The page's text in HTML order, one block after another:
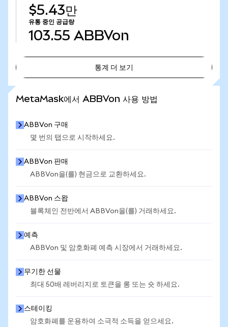
$5.43만
유통 중인 공급량
103.55 ABBVon
통계 더 보기
MetaMask에서 ABBVon 사용 방법
ABBVon 구매
몇 번의 탭으로 시작하세요.
ABBVon 판매
ABBVon을(를) 현금으로 교환하세요.
ABBVon 스왑
블록체인 전반에서 ABBVon을(를) 거래하세요.
예측
ABBVon 및 암호화폐 예측 시장에서 거래하세요.
무기한 선물
최대 50배 레버리지로 토큰을 롱 또는 숏 하세요.
스테이킹
암호화폐를 운용하여 소극적 소득을 얻으세요.